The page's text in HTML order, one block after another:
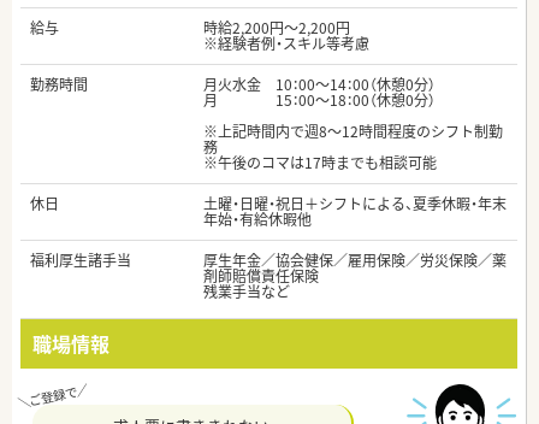
給与
時給2,200円～2,200円
※経験者例・スキル等考慮
勤務時間
月火水金 10：00～14：00（休憩0分）
月 15：00～18：00（休憩0分）
※上記時間内で週8～12時間程度のシフト制勤
務
※午後のコマは17時までも相談可能
休日
土曜・日曜・祝日＋シフトによる、夏季休暇・年末
年始・有給休暇他
福利厚生諸手当
厚生年金／協会健保／雇用保険／労災保険／薬
剤師賠償責任保険
残業手当など
職場情報